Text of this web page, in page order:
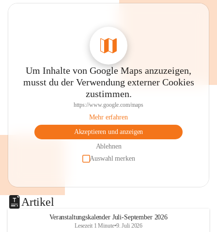
Um Inhalte von Google Maps anzuzeigen,
musst du der Verwendung externer Cookies
zustimmen.
https://www.google.com/maps
Mehr erfahren
Akzeptieren und anzeigen
Ablehnen
Auswahl merken
Artikel
Veranstaltungskalender Juli-September 2026
Lesezeit 1 Minute•9. Juli 2026